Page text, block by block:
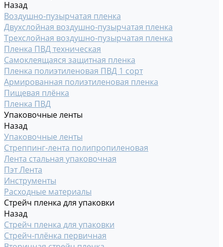
Назад
Воздушно-пузырчатая пленка
Двухслойная воздушно-пузырчатая пленка
Трехслойная воздушно-пузырчатая пленка
Пленка ПВД техническая
Самоклеящаяся защитная пленка
Пленка полиэтиленовая ПВД 1 сорт
Армированная полиэтиленовая пленка
Пищевая плёнка
Пленка ПВД
Упаковочные ленты
Назад
Упаковочные ленты
Стреппинг-лента полипропиленовая
Лента стальная упаковочная
Пэт Лента
Инструменты
Расходные материалы
Стрейч пленка для упаковки
Назад
Стрейч пленка для упаковки
Стрейч-плёнка первичная